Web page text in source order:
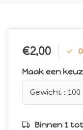
€2,00
Maak een
Gewicht : 100
Binnen 1